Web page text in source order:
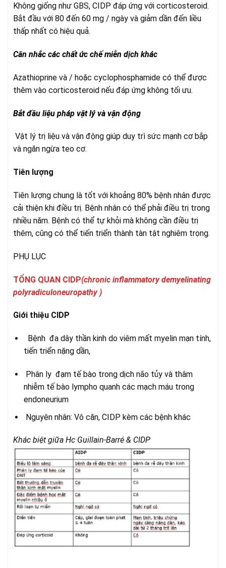
Không giống như GBS, CIDP đáp ứng với corticosteroid.
Bắt đầu với 80 đến 60 mg / ngày và giảm dần đến liều
thấp nhất có hiệu quả.
Cân nhắc các chất ức chế miễn dịch khác
Azathioprine và / hoặc cyclophosphamide có thể được
thêm vào corticosteroid nếu đáp ứng không tối ưu.
Bắt đầu liệu pháp vật lý và vận động
Vật lý trị liệu và vận động giúp duy trì sức mạnh cơ bắp
và ngăn ngừa teo cơ.
Tiên lượng
Tiên lượng chung là tốt với khoảng 80% bệnh nhân được
cải thiện khi điều trị. Bệnh nhân có thể phải điều trị trong
nhiều năm. Bệnh có thể tự khỏi mà không cần điều trị
thêm, cũng có thể tiến triển thành tàn tật nghiêm trọng.
PHỤ LỤC
TỔNG QUAN CIDP(chronic inflammatory demyelinating
polyradiculoneuropathy )
Giới thiệu CIDP
Bệnh đa dây thần kinh do viêm mất myelin mạn tính,
tiến triển nặng dần,
Phân ly đạm tế bào trong dịch não tủy và thâm
nhiễm tế bào lympho quanh các mạch máu trong
endoneurium
Nguyên nhân: Vô căn, CIDP kèm các bệnh khác
Khác biệt giữa Hc Guillain-Barré & CIDP